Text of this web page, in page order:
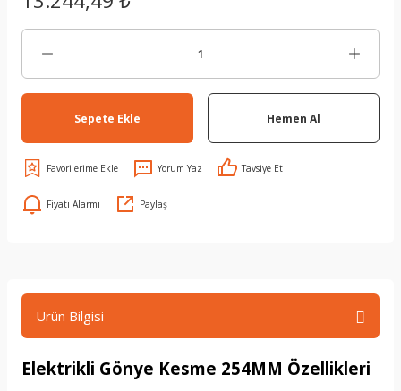
Sepete Ekle Hemen Al
Yorum Yaz Tavsiye Et
Fiyatı Alarmı Paylaş
Ürün Bilgisi
Elektrikli Gönye Kesme 254MM Özellikleri